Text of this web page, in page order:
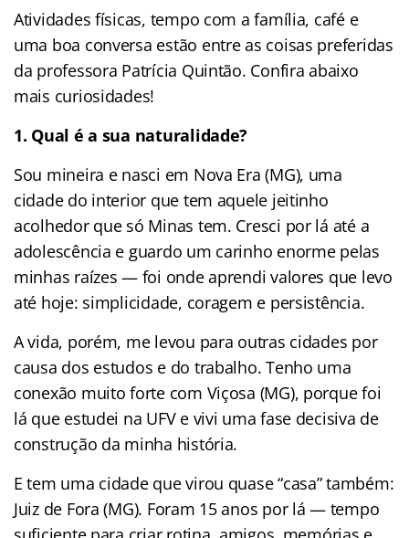
Atividades físicas, tempo com a família, café e
uma boa conversa estão entre as coisas preferidas
da professora Patrícia Quintão. Confira abaixo
mais curiosidades!
1. Qual é a sua naturalidade?
Sou mineira e nasci em Nova Era (MG), uma
cidade do interior que tem aquele jeitinho
acolhedor que só Minas tem. Cresci por lá até a
adolescência e guardo um carinho enorme pelas
minhas raízes — foi onde aprendi valores que levo
até hoje: simplicidade, coragem e persistência.
A vida, porém, me levou para outras cidades por
causa dos estudos e do trabalho. Tenho uma
conexão muito forte com Viçosa (MG), porque foi
lá que estudei na UFV e vivi uma fase decisiva de
construção da minha história.
E tem uma cidade que virou quase “casa” também:
Juiz de Fora (MG). Foram 15 anos por lá — tempo